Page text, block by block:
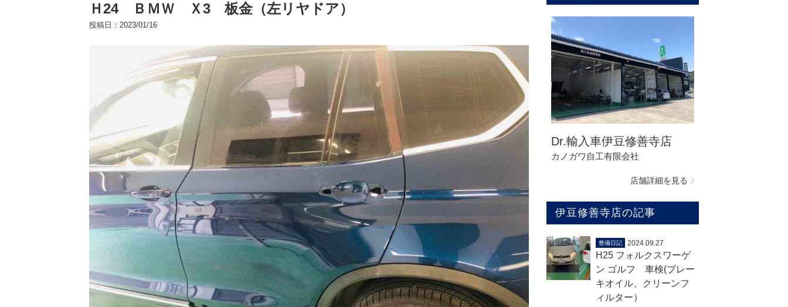
Ｈ24 ＢＭＷ Ｘ3 板金（左リヤドア）
投稿日： 2023/01/16
Dr.輸入車伊豆修善寺店
カノガワ自工有限会社
店舗詳細を見る
伊豆修善寺店の記事
整備日記 2024.09.27
H25 フォルクスワーゲ
ン ゴルフ 車検(ブレー
キオイル、クリーンフ
ィルター）